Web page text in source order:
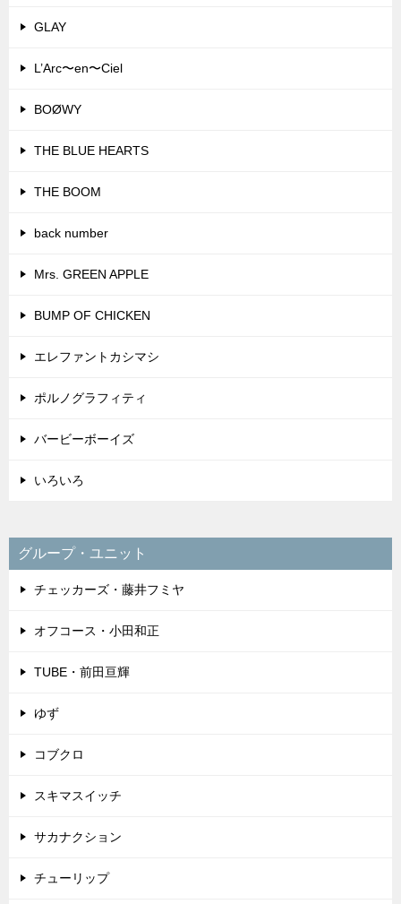
GLAY
L’Arc〜en〜Ciel
BOØWY
THE BLUE HEARTS
THE BOOM
back number
Mrs. GREEN APPLE
BUMP OF CHICKEN
エレファントカシマシ
ポルノグラフィティ
バービーボーイズ
いろいろ
グループ・ユニット
チェッカーズ・藤井フミヤ
オフコース・小田和正
TUBE・前田亘輝
ゆず
コブクロ
スキマスイッチ
サカナクション
チューリップ